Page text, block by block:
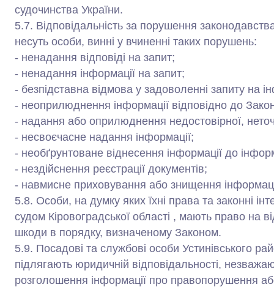
судочинства України.
5.7. Відповідальність за порушення
несуть особи, винні у вчиненні таких порушень:
- ненадання відповіді на запит;
- ненадання інформації на запит;
- безпідставна відмова у задоволенні запиту на
- неоприлюднення інформації відповідно до
- надання або оприлюднення недостовірної,
- несвоєчасне надання інформації;
- необґрунтоване віднесення інформації до
- нездійснення реєстрації документів;
- навмисне приховування або знищення
5.8. Особи, на думку яких їхні права та законні
судом Кіровоградської області , мають право на
шкоди в порядку, визначеному Законом.
5.9. Посадові та службові особи Устинівського
підлягають юридичній відповідальності,
розголошення інформації про правопорушення